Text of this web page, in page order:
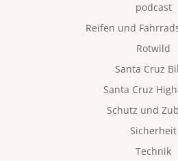
podcast
Reifen und
Rotwild
Santa Cruz
Santa Cruz
Schutz und
Sicherheit
Technik